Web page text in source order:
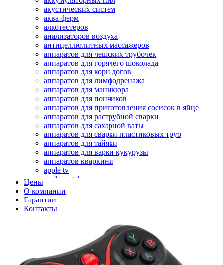
акустических систем
аква-ферм
алкотестеров
анализаторов воздуха
антицеллюлитных массажеров
аппаратов для чешских трубочек
аппаратов для горячего шоколада
аппаратов для корн догов
аппаратов для лимфодренажа
аппаратов для маникюра
аппаратов для пончиков
аппаратов для приготовления сосисок в яйце
аппаратов для раструбной сварки
аппаратов для сахарной ваты
аппаратов для сварки пластиковых труб
аппаратов для тайяки
аппаратов для варки кукурузы
аппаратов кваркини
apple tv
apple watch
аромадиффузоров
аромастанций
ароматизаторов воздуха
аудиоплееров
аудиоусилителей
авто акустики, автомобильной акустики
авто мониторов
Цены
О компании
Гарантии
Контакты